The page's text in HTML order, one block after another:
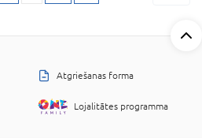
Atgriešanas forma
Lojalitātes programma